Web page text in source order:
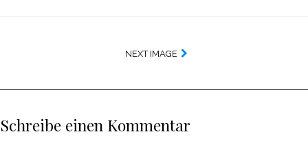
NEXT IMAGE
Schreibe einen Kommentar